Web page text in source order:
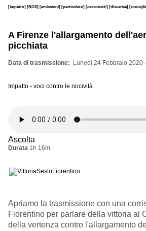
[impatto] [NOX] [emissioni] [particolato] [cassonetti] [discarica]
A Firenze l'allargamento
picchiata
Data di trasmissione Lunedì 24 Febbraio 2020
Impatto - voci contro le nocività
Ascolta
Durata 1h 16m
Apriamo la trasmissione con una
Fiorentino per parlare della vittoria al
della vertenza contro l'allargamento